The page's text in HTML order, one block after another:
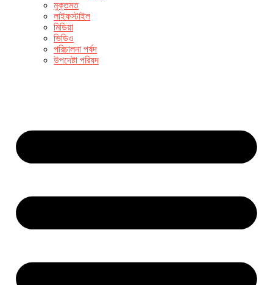
মুক্তমত
লাইফস্টাইল
মিডিয়া
ভিডিও
পরিচালনা পর্ষদ
উপদেষ্টা পরিষদ